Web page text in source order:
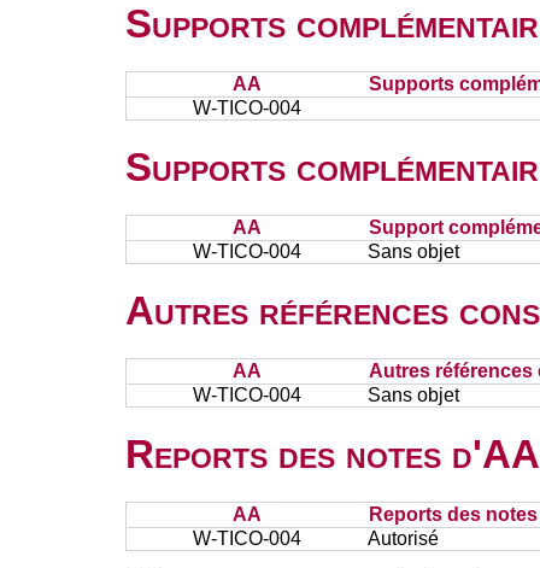
Supports
AA
Supports
W-TICO-004
Supports
AA
Support
W-TICO-004
Sans objet
Autres références
AA
Autres références
W-TICO-004
Sans objet
Reports des notes
AA
Reports des
W-TICO-004
Autorisé